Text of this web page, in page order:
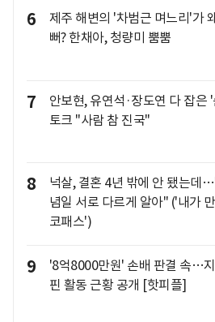
6
제주 해변의 '차범근 며느리'가
뻐? 한채아, 청량미 뿜뿜
7
안보현, 유연석·장도연 다 잡은
토크 "사람 참 진국"
8
넉살, 결혼 4년 밖에 안 됐는데
념일 서로 다르게 알아" ('내가 만
코패스')
9
'8억8000만원' 손배 판결 속…지
핀 활동 근황 공개 [핫피플]